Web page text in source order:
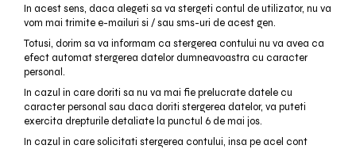
In acest sens, daca alegeti sa va stergeti contul de utilizator, nu va
vom mai trimite e-mailuri si / sau sms-uri de acest gen.
Totusi, dorim sa va informam ca stergerea contului nu va avea ca
efect automat stergerea datelor dumneavoastra cu caracter
personal.
In cazul in care doriti sa nu va mai fie prelucrate datele cu
caracter personal sau daca doriti stergerea datelor, va puteti
exercita drepturile detaliate la punctul 6 de mai jos.
In cazul in care solicitati stergerea contului, insa pe acel cont